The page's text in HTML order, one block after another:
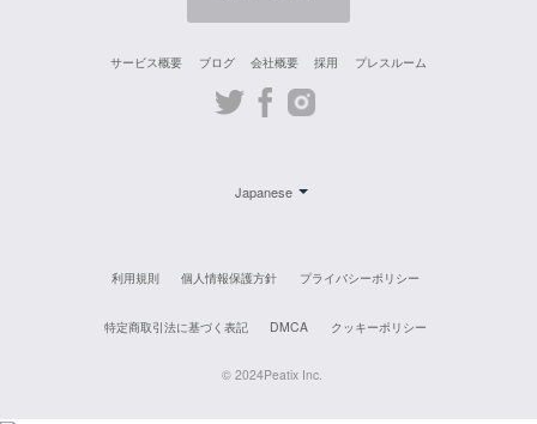
サービス概要 ブログ 会社概要 採用 プレスルーム
TwitterFacebookInstagram
Japanese
利用規則 個人情報保護方針 プライバシーポリシー
特定商取引法に基づく表記 DMCA クッキーポリシー
© 2024Peatix Inc.